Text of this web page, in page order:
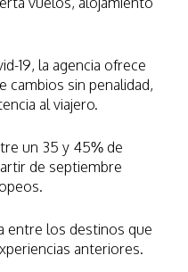
19, la agencia ofrece
cambios sin penalidad,
al viajero.
un 35 y 45% de
de septiembre
entre los destinos que
anteriores.